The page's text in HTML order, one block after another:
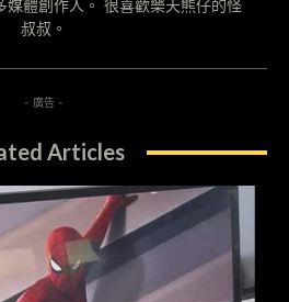
媒體創作人。 很喜歡樂天熊仔的怪
叔叔。
- 廣告 -
Articles